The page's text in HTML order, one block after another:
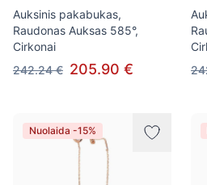
Auksinis pakabukas,
Raudonas Auksas 585°,
Cirkonai
242.24 € 205.90 €
Nuolaida -15%